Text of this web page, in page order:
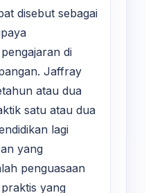
disebut sebagai
di
Jaffray
atau dua
satu atau dua
lagi
yang
penguasaan
yang